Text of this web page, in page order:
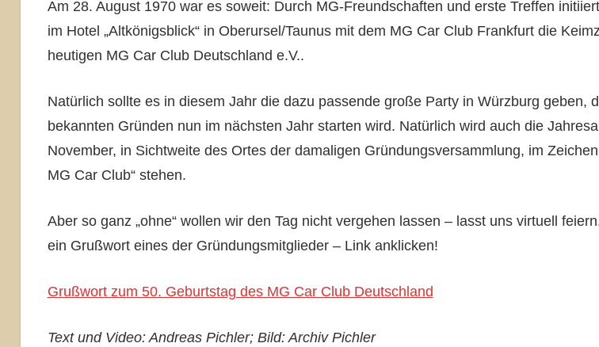
Am 28. August 1970 war es soweit: Durch MG-Freundschaften und erste Treffen
im Hotel „Altkönigsblick“ in Oberursel/Taunus mit dem MG Car Club Frankfurt die
heutigen MG Car Club Deutschland e.V..
Natürlich sollte es in diesem Jahr die dazu passende große Party in Würzburg geben,
bekannten Gründen nun im nächsten Jahr starten wird. Natürlich wird auch die
November, in Sichtweite des Ortes der damaligen Gründungsversammlung, im
MG Car Club“ stehen.
Aber so ganz „ohne“ wollen wir den Tag nicht vergehen lassen – lasst uns virtuell
ein Grußwort eines der Gründungsmitglieder – Link anklicken!
Grußwort zum 50. Geburtstag des MG Car Club Deutschland
Text und Video: Andreas Pichler; Bild: Archiv Pichler